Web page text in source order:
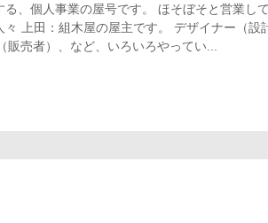
、個人事業の屋号です。 ほそぼそと営業し
上田：組木屋の屋主です。 デザイナー（設
売者）、など、いろいろやってい...